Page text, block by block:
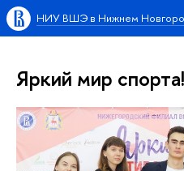
НИУ ВШЭ в Нижнем
Яркий мир спорта!